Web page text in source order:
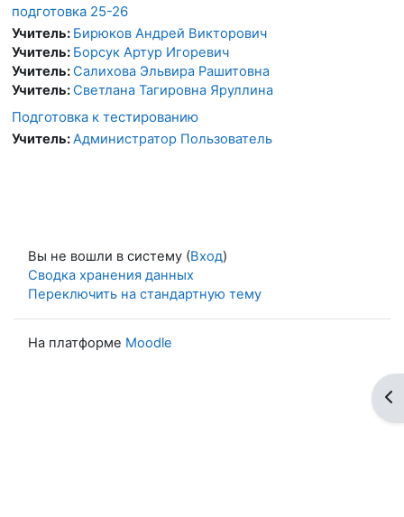
подготовка 25-26
Учитель: Бирюков Андрей Викторович
Учитель: Борсук Артур Игоревич
Учитель:Салихова Эльвира Рашитовна
Учитель:Светлана Тагировна Яруллина
Подготовка к тестированию
Учитель:Администратор Пользователь
Вы не вошли в систему (Вход)
Сводка хранения данных
Переключить на стандартную тему
На платформе Moodle